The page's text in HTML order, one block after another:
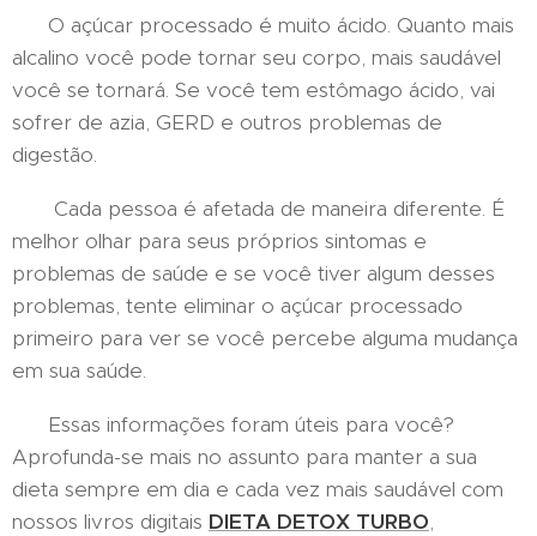
O açúcar processado é muito ácido. Quanto mais
alcalino você pode tornar seu corpo, mais saudável
você se tornará. Se você tem estômago ácido, vai
sofrer de azia, GERD e outros problemas de
digestão.
Cada pessoa é afetada de maneira diferente. É
melhor olhar para seus próprios sintomas e
problemas de saúde e se você tiver algum desses
problemas, tente eliminar o açúcar processado
primeiro para ver se você percebe alguma mudança
em sua saúde.
Essas informações foram úteis para você?
Aprofunda-se mais no assunto para manter a sua
dieta sempre em dia e cada vez mais saudável com
nossos livros digitais DIETA DETOX TURBO,